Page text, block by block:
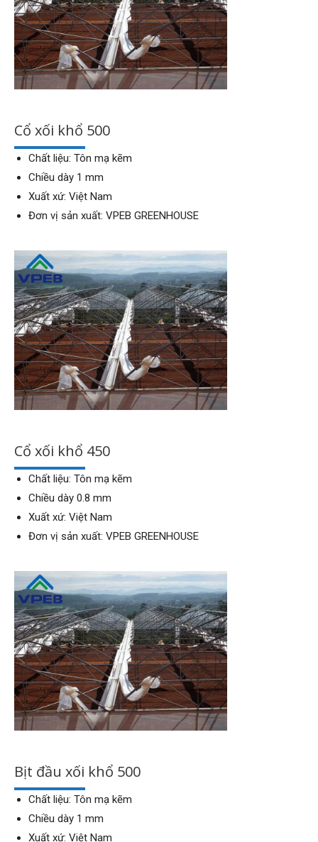
Cổ xối khổ 500
Chất liệu: Tôn mạ kẽm
Chiều dày 1 mm
Xuất xứ: Việt Nam
Đơn vị sản xuất: VPEB GREENHOUSE
Cổ xối khổ 450
Chất liệu: Tôn mạ kẽm
Chiều dày 0.8 mm
Xuất xứ: Việt Nam
Đơn vị sản xuất: VPEB GREENHOUSE
Bịt đầu xối khổ 500
Chất liệu: Tôn mạ kẽm
Chiều dày 1 mm
Xuất xứ: Việt Nam